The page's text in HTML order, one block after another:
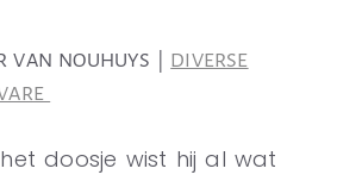
VAN NOUHUYS | DIVERSE
doosje wist hij al wat